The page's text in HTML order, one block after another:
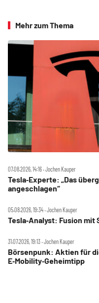
Mehr zum Thema
07.08.2026, 14:16 ‧ Jochen Kauper
Tesla‑Experte: „Das
angeschlagen“
05.08.2026, 19:34 ‧ Jochen Kauper
Tesla‑Analyst: Fusion
31.07.2026, 19:13 ‧ Jochen Kauper
Börsenpunk: Aktien für
E‑Mobility‑Geheimtipp